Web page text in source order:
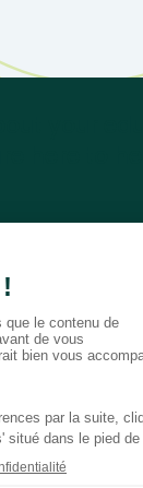
secure payment
media